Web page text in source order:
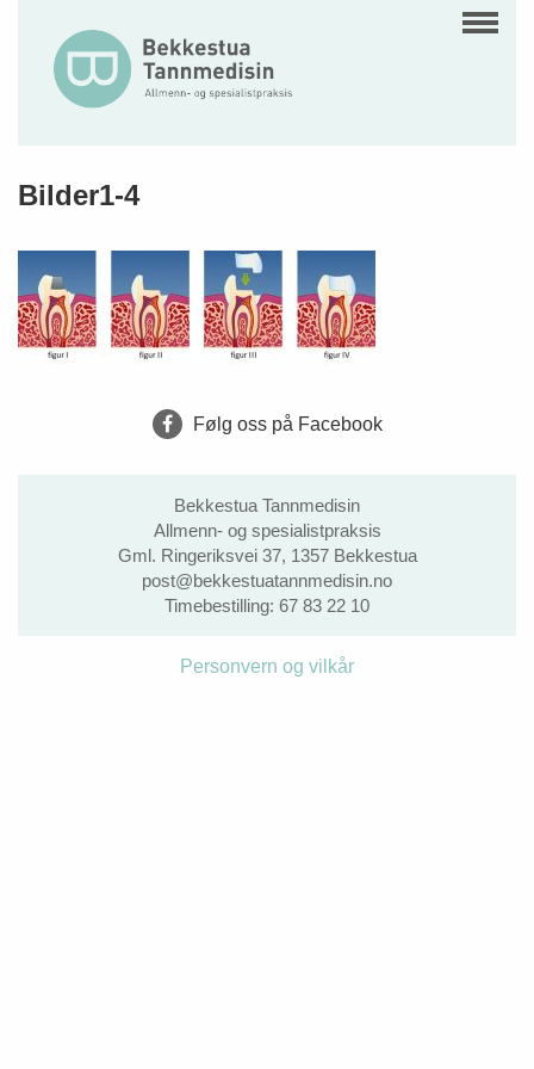
Bilder1-4
Følg oss på Facebook
Bekkestua Tannmedisin
Allmenn- og spesialistpraksis
Gml. Ringeriksvei 37, 1357 Bekkestua
post@bekkestuatannmedisin.no
Timebestilling: 67 83 22 10
Personvern og vilkår